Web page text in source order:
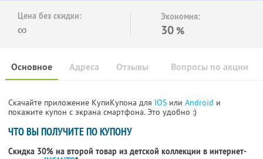
Цена без скидки:
∞
Экономия:
30 %
Основное Отзывы Вопросы по акции
Адреса
Скачайте приложение КупиКупона для IOS или Android и
покажите купон с экрана смартфона. Это удобно :)
ЧТО ВЫ ПОЛУЧИТЕ ПО КУПОНУ
Скидка 30% на второй товар из детской коллекции в интернет-